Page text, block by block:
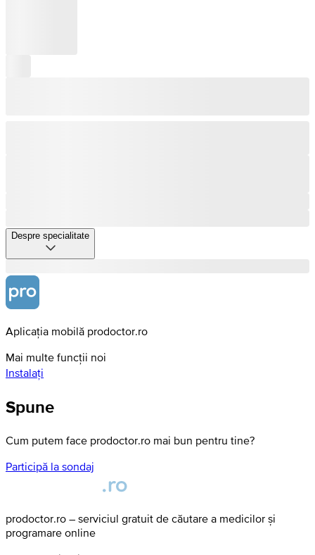
Despre specialitate
Aplicația mobilă prodoctor.ro
Mai multe funcții noi
Instalați
Spune
Cum putem face prodoctor.ro mai bun pentru tine?
Participă la sondaj
prodoctor.ro – serviciul gratuit de căutare a medicilor și
programare online